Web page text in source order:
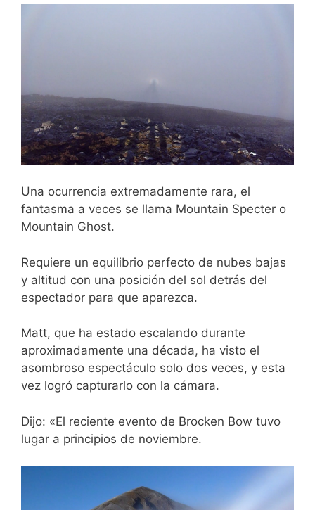
Una ocurrencia extremadamente rara, el
fantasma a veces se llama Mountain Specter o
Mountain Ghost.
Requiere un equilibrio perfecto de nubes bajas
y altitud con una posición del sol detrás del
espectador para que aparezca.
Matt, que ha estado escalando durante
aproximadamente una década, ha visto el
asombroso espectáculo solo dos veces, y esta
vez logró capturarlo con la cámara.
Dijo: «El reciente evento de Brocken Bow tuvo
lugar a principios de noviembre.